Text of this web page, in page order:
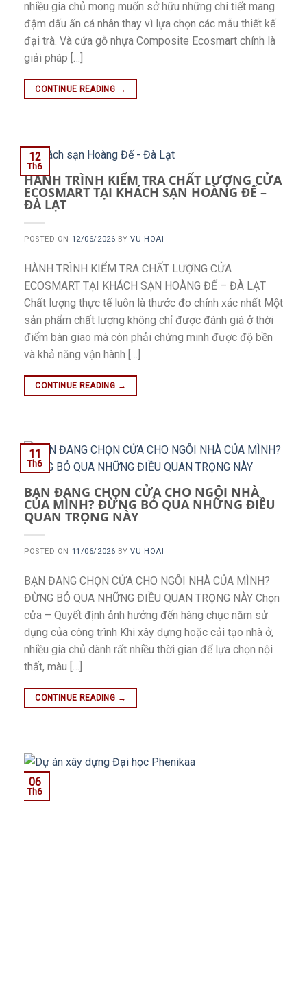
nhiều gia chủ mong muốn sở hữu những chi tiết mang
đậm dấu ấn cá nhân thay vì lựa chọn các mẫu thiết kế
đại trà. Và cửa gỗ nhựa Composite Ecosmart chính là
giải pháp […]
CONTINUE READING →
HÀNH TRÌNH KIỂM TRA CHẤT LƯỢNG CỬA
ECOSMART TẠI KHÁCH SẠN HOÀNG ĐẾ –
ĐÀ LẠT
POSTED ON 12/06/2026 BYVU HOAI
12
Th6
HÀNH TRÌNH KIỂM TRA CHẤT LƯỢNG CỬA
ECOSMART TẠI KHÁCH SẠN HOÀNG ĐẾ – ĐÀ LẠT
Chất lượng thực tế luôn là thước đo chính xác nhất Một
sản phẩm chất lượng không chỉ được đánh giá ở thời
điểm bàn giao mà còn phải chứng minh được độ bền
và khả năng vận hành […]
CONTINUE READING →
BẠN ĐANG CHỌN CỬA CHO NGÔI NHÀ
CỦA MÌNH? ĐỪNG BỎ QUA NHỮNG ĐIỀU
QUAN TRỌNG NÀY
POSTED ON 11/06/2026 BYVU HOAI
11
Th6
BẠN ĐANG CHỌN CỬA CHO NGÔI NHÀ CỦA MÌNH?
ĐỪNG BỎ QUA NHỮNG ĐIỀU QUAN TRỌNG NÀY Chọn
cửa – Quyết định ảnh hưởng đến hàng chục năm sử
dụng của công trình Khi xây dựng hoặc cải tạo nhà ở,
nhiều gia chủ dành rất nhiều thời gian để lựa chọn nội
thất, màu […]
CONTINUE READING →
06
Th6